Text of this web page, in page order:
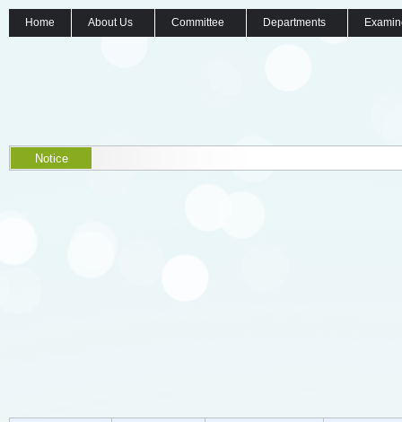
Home About Us Committee Departments
Notice